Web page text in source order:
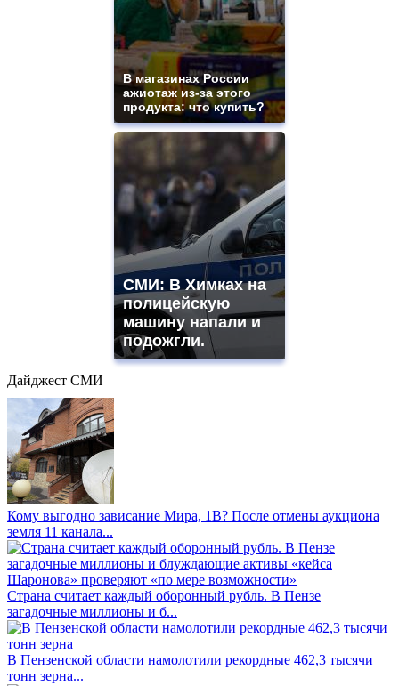
В магазинах России
ажиотаж из-за этого
продукта: что купить?
СМИ: В Химках на
полицейскую
машину напали и
подожгли.
Дайджест СМИ
Кому выгодно зависание Мира, 1В? После отмены аукциона
земля 11 канала...
Страна считает каждый оборонный рубль. В Пензе
загадочные миллионы и б...
В Пензенской области намолотили рекордные 462,3 тысячи
тонн зерна...